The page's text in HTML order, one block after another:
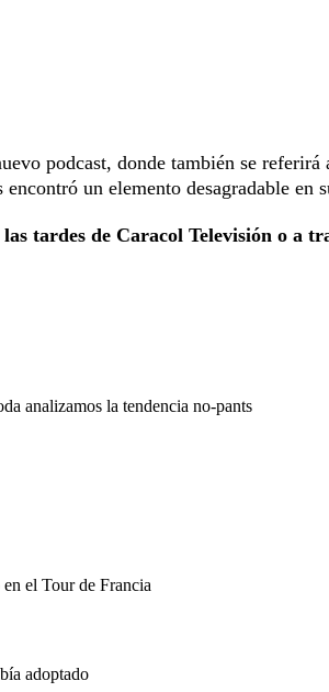
podcast, donde también se referirá
encontró un elemento desagradable en
tardes de Caracol Televisión o a
analizamos la tendencia no-pants
el Tour de Francia
adoptado